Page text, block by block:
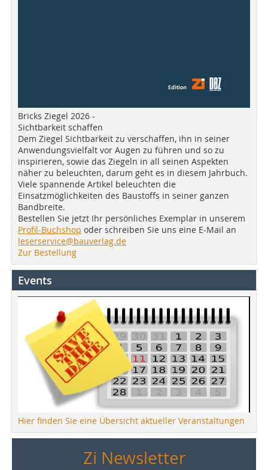
Bricks Ziegel 2026 -
Sichtbarkeit schaffen
Dem Ziegel Sichtbarkeit zu verschaffen, ihn in seiner
Anwendungsvielfalt vor Augen zu führen und so zu
inspirieren, sowie das Ziegeln in all seinen Aspekten
näher zu beleuchten, darum geht es in diesem Jahrbuch.
Viele spannende Artikel beleuchten die
Einsatzmöglichkeiten des Baustoffs in seiner ganzen
Bandbreite.
Bestellen Sie jetzt Ihr persönliches Exemplar in unserem
Profil-Buchshop oder schreiben Sie uns eine E-Mail an
leserservice@bauverlag.de
Zur Bestellung
Events
Hier finden Sie eine Übersicht aktueller Veranstaltungen
Zi Newsletter